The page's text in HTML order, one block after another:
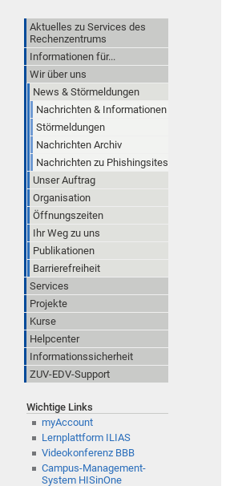
Aktuelles zu Services des
Rechenzentrums
Informationen für...
Wir über uns
News & Störmeldungen
Nachrichten & Informationen
Störmeldungen
Nachrichten Archiv
Nachrichten zu Phishingsites
Unser Auftrag
Organisation
Öffnungszeiten
Ihr Weg zu uns
Publikationen
Barrierefreiheit
Services
Projekte
Kurse
Helpcenter
Informationssicherheit
ZUV-EDV-Support
Wichtige Links
myAccount
Lernplattform ILIAS
Videokonferenz BBB
Campus-Management-
System HISinOne